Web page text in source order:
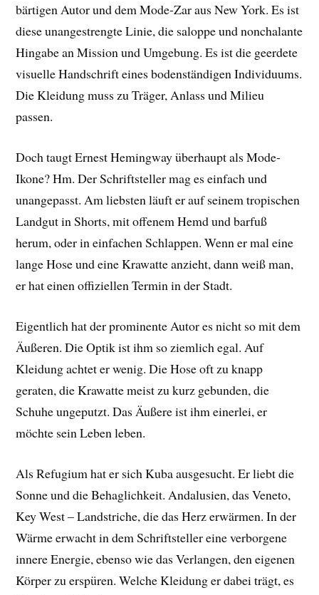
bärtigen Autor und dem Mode-Zar aus New York. Es ist
diese unangestrengte Linie, die saloppe und nonchalante
Hingabe an Mission und Umgebung. Es ist die geerdete
visuelle Handschrift eines bodenständigen Individuums.
Die Kleidung muss zu Träger, Anlass und Milieu
passen.
Doch taugt Ernest Hemingway überhaupt als Mode-
Ikone? Hm. Der Schriftsteller mag es einfach und
unangepasst. Am liebsten läuft er auf seinem tropischen
Landgut in Shorts, mit offenem Hemd und barfuß
herum, oder in einfachen Schlappen. Wenn er mal eine
lange Hose und eine Krawatte anzieht, dann weiß man,
er hat einen offiziellen Termin in der Stadt.
Eigentlich hat der prominente Autor es nicht so mit dem
Äußeren. Die Optik ist ihm so ziemlich egal. Auf
Kleidung achtet er wenig. Die Hose oft zu knapp
geraten, die Krawatte meist zu kurz gebunden, die
Schuhe ungeputzt. Das Äußere ist ihm einerlei, er
möchte sein Leben leben.
Als Refugium hat er sich Kuba ausgesucht. Er liebt die
Sonne und die Behaglichkeit. Andalusien, das Veneto,
Key West – Landstriche, die das Herz erwärmen. In der
Wärme erwacht in dem Schriftsteller eine verborgene
innere Energie, ebenso wie das Verlangen, den eigenen
Körper zu erspüren. Welche Kleidung er dabei trägt, es